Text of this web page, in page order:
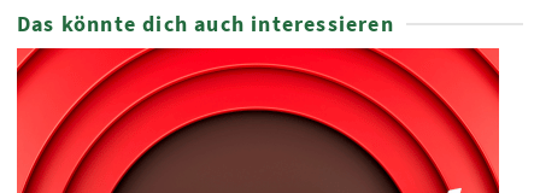
Das könnte dich auch interessieren